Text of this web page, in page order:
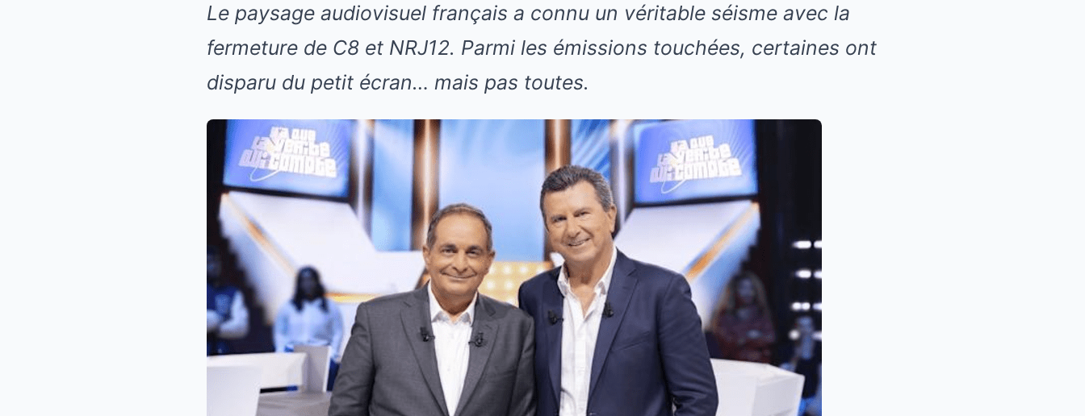
Le paysage audiovisuel français a connu un véritable séisme avec la
fermeture de C8 et NRJ12. Parmi les émissions touchées, certaines ont
disparu du petit écran… mais pas toutes.